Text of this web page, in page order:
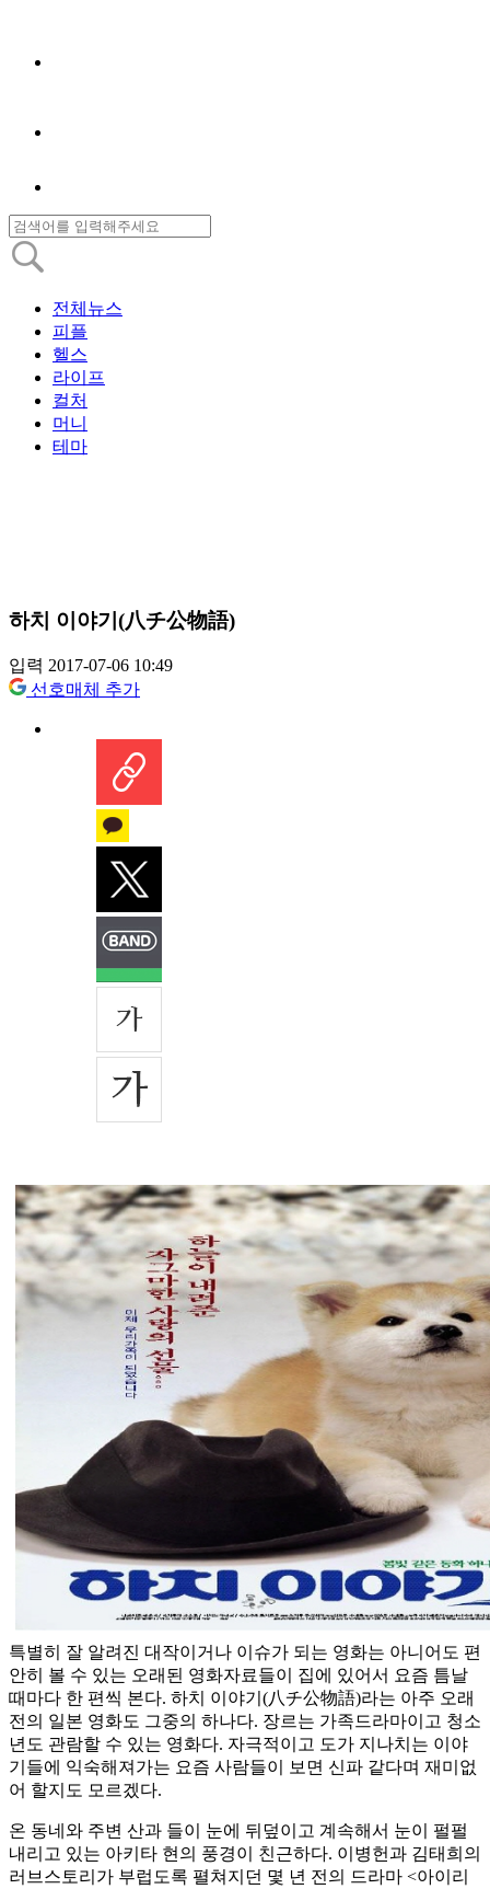
전체뉴스
피플
헬스
라이프
컬처
머니
테마
하치 이야기(八チ公物語)
입력 2017-07-06 10:49
선호매체 추가
특별히 잘 알려진 대작이거나 이슈가 되는 영화는 아니어도 편
안히 볼 수 있는 오래된 영화자료들이 집에 있어서 요즘 틈날
때마다 한 편씩 본다. 하치 이야기(八チ公物語)라는 아주 오래
전의 일본 영화도 그중의 하나다. 장르는 가족드라마이고 청소
년도 관람할 수 있는 영화다. 자극적이고 도가 지나치는 이야
기들에 익숙해져가는 요즘 사람들이 보면 신파 같다며 재미없
어 할지도 모르겠다.
온 동네와 주변 산과 들이 눈에 뒤덮이고 계속해서 눈이 펄펄
내리고 있는 아키타 현의 풍경이 친근하다. 이병헌과 김태희의
러브스토리가 부럽도록 펼쳐지던 몇 년 전의 드라마 <아이리